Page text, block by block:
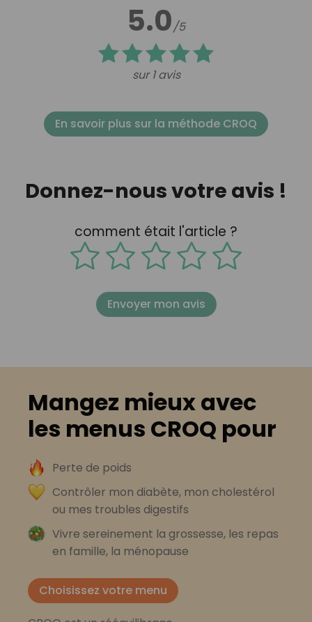
5.0/5
sur 1 avis
En savoir plus sur la méthode CROQ
Donnez-nous votre avis !
comment était l'article ?
Envoyer mon avis
Mangez mieux avec
les menus CROQ pour
Perte de poids
Contrôler mon diabète, mon cholestérol
ou mes troubles digestifs
Vivre sereinement la grossesse, les repas
en famille, la ménopause
Choisissez votre menu